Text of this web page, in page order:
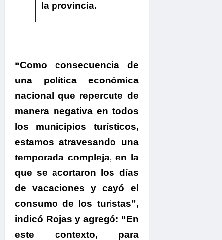
la provincia.
“Como consecuencia de
una política económica
nacional que repercute de
manera negativa en todos
los municipios turísticos,
estamos atravesando una
temporada compleja, en la
que se acortaron los días
de vacaciones y cayó el
consumo de los turistas”,
indicó Rojas y agregó: “En
este contexto, para